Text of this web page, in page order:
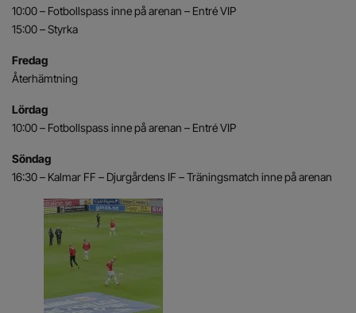
10:00 – Fotbollspass inne på arenan – Entré VIP
15:00 – Styrka
Fredag
Återhämtning
Lördag
10:00 – Fotbollspass inne på arenan – Entré VIP
Söndag
16:30 – Kalmar FF – Djurgårdens IF – Träningsmatch inne på arenan